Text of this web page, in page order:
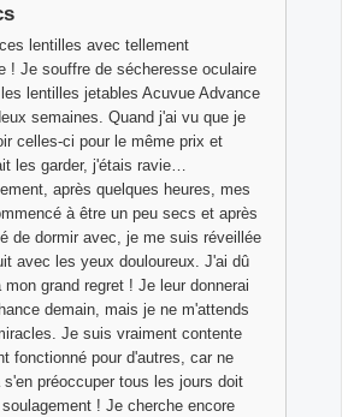
lentilles avec tellement
! Je souffre de sécheresse oculaire
lentilles jetables Acuvue Advance
semaines. Quand j'ai vu que je
celles-ci pour le même prix et
les garder, j'étais ravie…
après quelques heures, mes
à être un peu secs et après
de dormir avec, je me suis réveillée
avec les yeux douloureux. J'ai dû
mon grand regret ! Je leur donnerai
demain, mais je ne m'attends
Je suis vraiment contente
fonctionné pour d'autres, car ne
préoccuper tous les jours doit
! Je cherche encore